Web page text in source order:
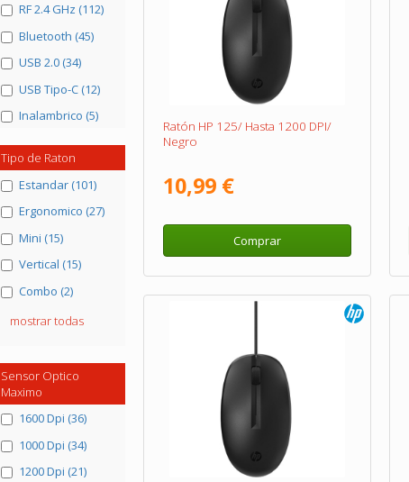
RF 2.4 GHz (112)
Bluetooth (45)
USB 2.0 (34)
USB Tipo-C (12)
Inalambrico (5)
Tipo de Raton
Estandar (101)
Ergonomico (27)
Mini (15)
Vertical (15)
Combo (2)
mostrar todas
Sensor Optico
Maximo
1600 Dpi (36)
1000 Dpi (34)
1200 Dpi (21)
Ratón HP 125/ Hasta 1200 DPI/
Negro
10,99 €
Comprar